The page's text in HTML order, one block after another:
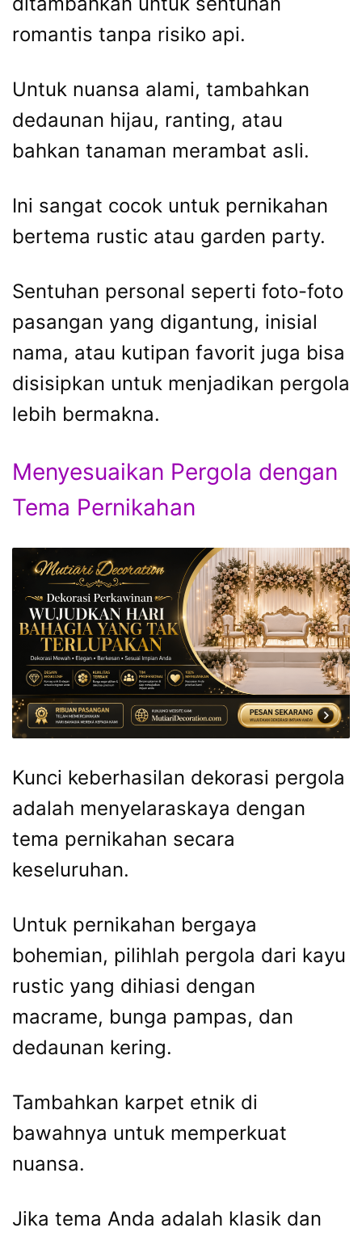
romantis tanpa risiko api.
Untuk nuansa alami, tambahkan
dedaunan hijau, ranting, atau
bahkan tanaman merambat asli.
Ini sangat cocok untuk pernikahan
bertema rustic atau garden party.
Sentuhan personal seperti foto-foto
pasangan yang digantung, inisial
nama, atau kutipan favorit juga bisa
disisipkan untuk menjadikan pergola
lebih bermakna.
Menyesuaikan Pergola dengan
Tema Pernikahan
Kunci keberhasilan dekorasi pergola
adalah menyelaraskaya dengan
tema pernikahan secara
keseluruhan.
Untuk pernikahan bergaya
bohemian, pilihlah pergola dari kayu
rustic yang dihiasi dengan
macrame, bunga pampas, dan
dedaunan kering.
Tambahkan karpet etnik di
bawahnya untuk memperkuat
nuansa.
Jika tema Anda adalah klasik dan